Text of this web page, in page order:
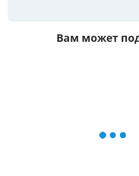
Вам может